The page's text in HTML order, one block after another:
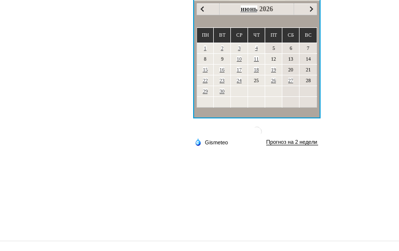
июнь 2026
ПН ВТ СР ЧТ ПТ СБ ВС
1 2 3 4 5 6
7
8
9 10 11 12 13
14
15
16 17 18 19 20
21
22
23 24 25 26 27
28
29
30